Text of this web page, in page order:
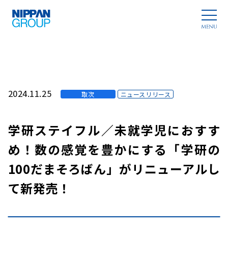
2024.11.25 取次 ニュースリリース
学研ステイフル／未就学児におすす
め！数の感覚を豊かにする「学研の
100だまそろばん」がリニューアルし
て新発売！